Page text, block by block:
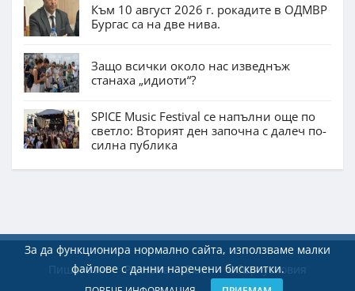
Към 10 август 2026 г. рокадите в ОДМВР
Бургас са на две нива.
Защо всички около нас изведнъж
станаха „идиоти“?
SPICE Music Festival се напълни още по
светло: Вторият ден започна с далеч по-
силна публика
За да функционира нормално сайта, използваме малки
файлове с данни наречени бисквитки.
Пишете ни Реклама Екип Общи условия